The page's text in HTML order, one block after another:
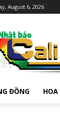
August 6, 2026
ĐỒNG HOA